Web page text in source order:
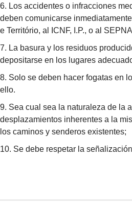
6. Los accidentes o infracciones
deben comunicarse
e Território, al ICNF, I.P., o al
7. La basura y los residuos
depositarse en los lugares
8. Solo se deben hacer fogatas en
ello.
9. Sea cual sea la naturaleza de la
desplazamientos inherentes a la
los caminos y senderos existentes;
10. Se debe respetar la